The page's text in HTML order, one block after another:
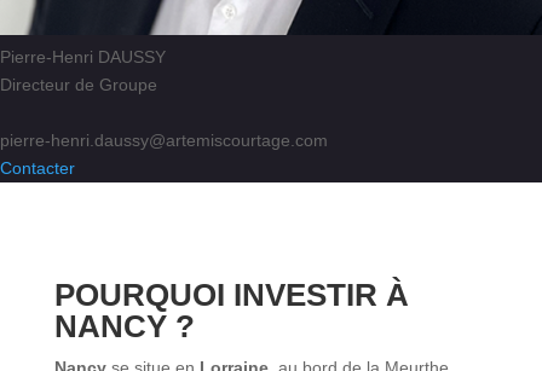
Pierre-Henri DAUSSY
Directeur de Groupe
pierre-henri.daussy@artemiscourtage.com
Contacter
POURQUOI INVESTIR À
NANCY ?